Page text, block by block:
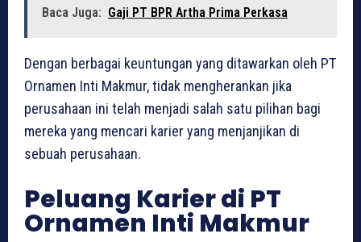
Baca Juga: Gaji PT BPR Artha Prima Perkasa
Dengan berbagai keuntungan yang ditawarkan oleh PT
Ornamen Inti Makmur, tidak mengherankan jika
perusahaan ini telah menjadi salah satu pilihan bagi
mereka yang mencari karier yang menjanjikan di
sebuah perusahaan.
Peluang Karier di PT
Ornamen Inti Makmur